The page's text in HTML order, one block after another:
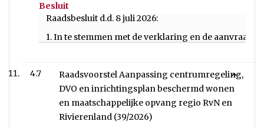
Besluit
Raadsbesluit d.d. 8 juli 2026:
1. In te stemmen met de verklaring en de aanvraag
4.7
Raadsvoorstel Aanpassing centrumregeling,
DVO en inrichtingsplan beschermd wonen
en maatschappelijke opvang regio RvN en
Rivierenland (39/2026)